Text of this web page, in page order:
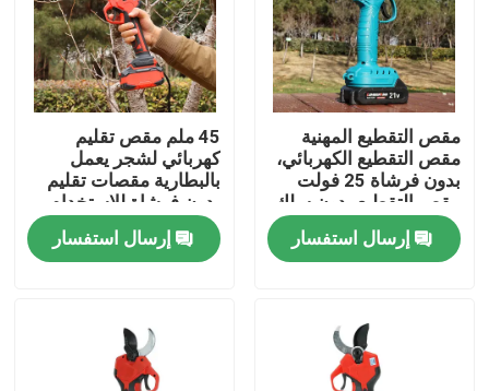
المنزل
مقص التقطيع المهنية
مقص التقطيع الكهربائي،
بدون فرشاة 25 فولت
مقص التقطيع بدون سلك
إرسال استفسار
45 ملم مقص تقليم
كهربائي لشجر يعمل
بالبطارية مقصات تقليم
بدون فرشاة للاستخدام
في الحديقة
إرسال استفسار